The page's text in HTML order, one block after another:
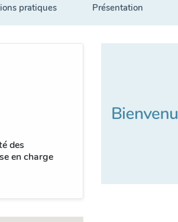
pratiques Présentation
des
en charge